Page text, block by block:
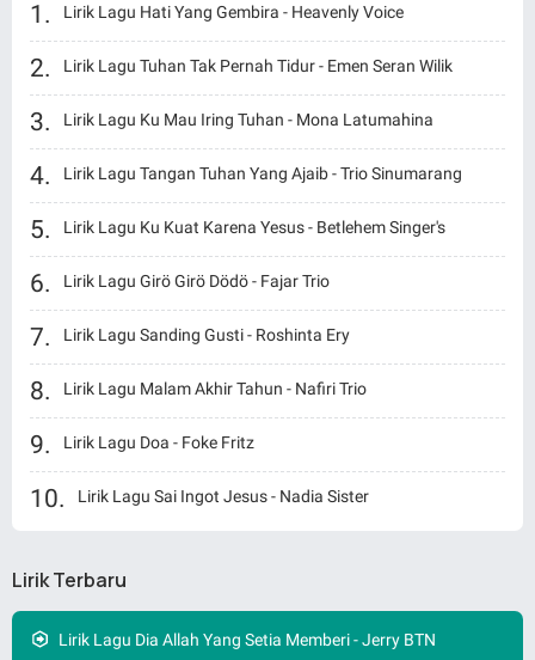
Lirik Lagu Hati Yang Gembira - Heavenly Voice
Lirik Lagu Tuhan Tak Pernah Tidur - Emen Seran Wilik
Lirik Lagu Ku Mau Iring Tuhan - Mona Latumahina
Lirik Lagu Tangan Tuhan Yang Ajaib - Trio Sinumarang
Lirik Lagu Ku Kuat Karena Yesus - Betlehem Singer's
Lirik Lagu Girö Girö Dödö - Fajar Trio
Lirik Lagu Sanding Gusti - Roshinta Ery
Lirik Lagu Malam Akhir Tahun - Nafiri Trio
Lirik Lagu Doa - Foke Fritz
Lirik Lagu Sai Ingot Jesus - Nadia Sister
Lirik Terbaru
Lirik Lagu Dia Allah Yang Setia Memberi - Jerry BTN